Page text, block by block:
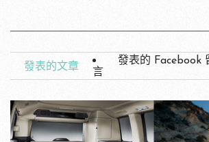
發表的文章
發表的 Facebook
言